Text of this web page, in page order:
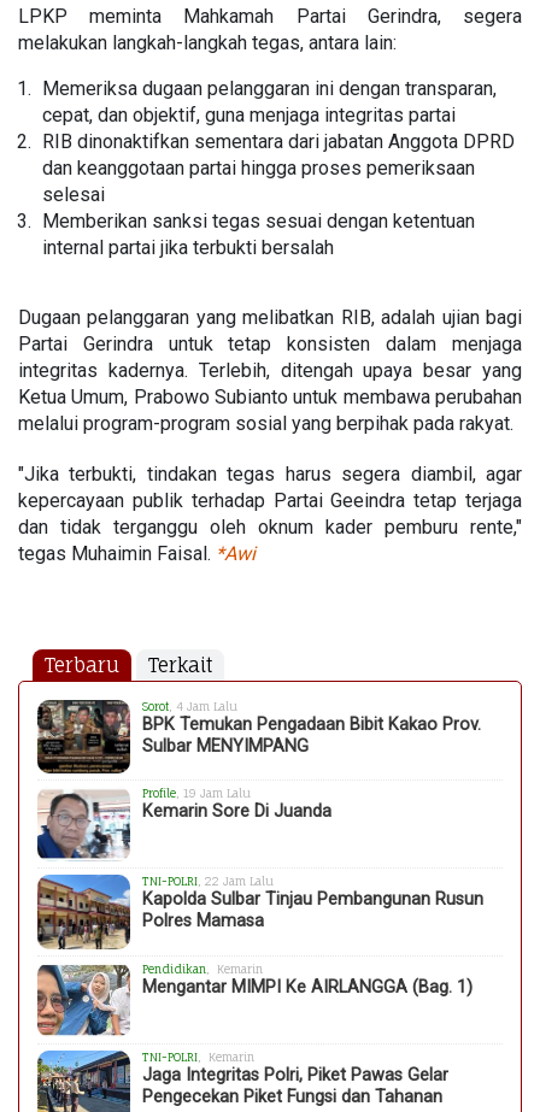
LPKP meminta Mahkamah Partai Gerindra, segera
melakukan langkah-langkah tegas, antara lain:
Memeriksa dugaan pelanggaran ini dengan transparan,
cepat, dan objektif, guna menjaga integritas partai
RIB dinonaktifkan sementara dari jabatan Anggota DPRD
dan keanggotaan partai hingga proses pemeriksaan
selesai
Memberikan sanksi tegas sesuai dengan ketentuan
internal partai jika terbukti bersalah
Dugaan pelanggaran yang melibatkan RIB, adalah ujian bagi
Partai Gerindra untuk tetap konsisten dalam menjaga
integritas kadernya. Terlebih, ditengah upaya besar yang
Ketua Umum, Prabowo Subianto untuk membawa perubahan
melalui program-program sosial yang berpihak pada rakyat.
"Jika terbukti, tindakan tegas harus segera diambil, agar
kepercayaan publik terhadap Partai Geeindra tetap terjaga
dan tidak terganggu oleh oknum kader pemburu rente,"
tegas Muhaimin Faisal. *Awi
Terbaru Terkait
Sorot , 4 Jam Lalu
BPK Temukan Pengadaan Bibit Kakao Prov.
Sulbar MENYIMPANG
Profile, 19 Jam Lalu
Kemarin Sore Di Juanda
TNI-POLRI , 22 Jam Lalu
Kapolda Sulbar Tinjau Pembangunan Rusun
Polres Mamasa
Pendidikan , Kemarin
Mengantar MIMPI Ke AIRLANGGA (Bag. 1)
TNI-POLRI , Kemarin
Jaga Integritas Polri, Piket Pawas Gelar
Pengecekan Piket Fungsi dan Tahanan